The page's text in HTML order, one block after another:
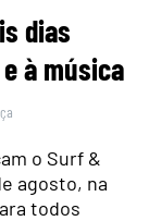
dias
à música
o Surf &
agosto, na
todos